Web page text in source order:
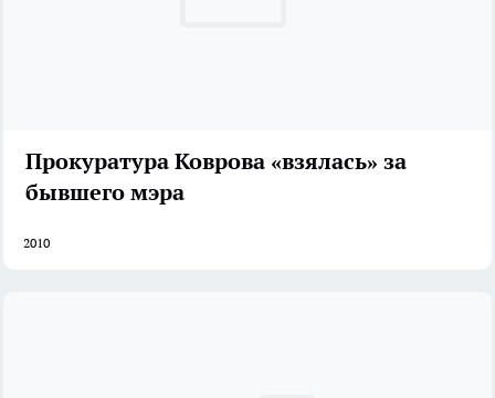
Прокуратура Коврова «взялась» за
бывшего мэра
2010